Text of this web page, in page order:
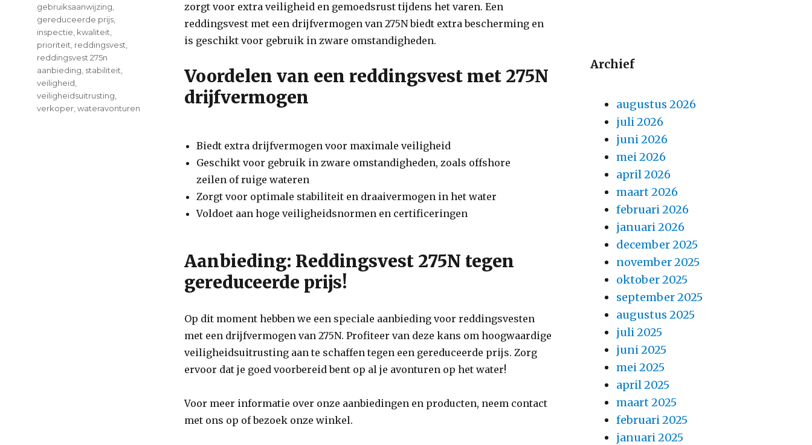
zorgt voor extra veiligheid en gemoedsrust tijdens het varen. Een
reddingsvest met een drijfvermogen van 275N biedt extra bescherming en
is geschikt voor gebruik in zware omstandigheden.
Voordelen van een reddingsvest met 275N
drijfvermogen
Biedt extra drijfvermogen voor maximale veiligheid
Geschikt voor gebruik in zware omstandigheden, zoals offshore
zeilen of ruige wateren
Zorgt voor optimale stabiliteit en draaivermogen in het water
Voldoet aan hoge veiligheidsnormen en certificeringen
Aanbieding: Reddingsvest 275N tegen
gereduceerde prijs!
Op dit moment hebben we een speciale aanbieding voor reddingsvesten
met een drijfvermogen van 275N. Profiteer van deze kans om hoogwaardige
veiligheidsuitrusting aan te schaffen tegen een gereduceerde prijs. Zorg
ervoor dat je goed voorbereid bent op al je avonturen op het water!
Voor meer informatie over onze aanbiedingen en producten, neem contact
met ons op of bezoek onze winkel.
gebruiksaanwijzing
gereduceerde prijs
inspectie kwaliteit
prioriteit reddingsvest
reddingsvest 275n
aanbieding stabiliteit
veiligheid
veiligheidsuitrusting
verkoper ,wateravonturen
Archief
augustus 2026
juli 2026
juni 2026
mei 2026
april 2026
maart 2026
februari 2026
januari 2026
december 2025
november 2025
oktober 2025
september 2025
augustus 2025
juli 2025
juni 2025
mei 2025
april 2025
maart 2025
februari 2025
januari 2025